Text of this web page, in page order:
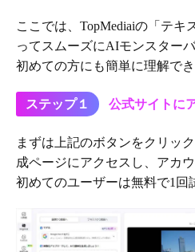
ここでは、TopMediaiの「テキ
ってスムーズにAIモンスター
初めての方にも簡単に理解で
ステップ１ 公式サイトに
まずは上記のボタンをクリッ
成ページにアクセスし、アカ
初めてのユーザーは無料で1回